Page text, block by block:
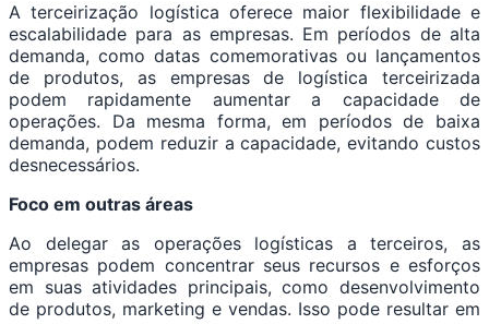
A terceirização logística oferece maior flexibilidade e
escalabilidade para as empresas. Em períodos de alta
demanda, como datas comemorativas ou lançamentos
de produtos, as empresas de logística terceirizada
podem rapidamente aumentar a capacidade de
operações. Da mesma forma, em períodos de baixa
demanda, podem reduzir a capacidade, evitando custos
desnecessários.
Foco em outras áreas
Ao delegar as operações logísticas a terceiros, as
empresas podem concentrar seus recursos e esforços
em suas atividades principais, como desenvolvimento
de produtos, marketing e vendas. Isso pode resultar em